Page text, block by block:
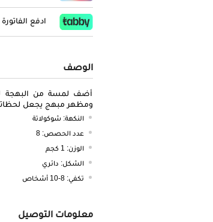
ادفع
الوصف
أضف لمسة من البهجة
ومظهر مبهج يجعل
النكهة: شوكولاتة
عدد الحصص: 8
الوزن: 1 كجم
الشكل: دائري
تكفي: 8-10 أشخاص
معلومات التوصيل